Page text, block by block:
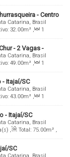
50.00m²
- Centro
Catarina, Brasil
32.00m² ,
1
- 2 Vagas -
Catarina, Brasil
49.00m² ,
1
.00m²
- Itajaí/SC
Catarina, Brasil
43.00m² ,
1
- Itajaí/SC
Catarina, Brasil
, Total: 75.00m² ,
SC